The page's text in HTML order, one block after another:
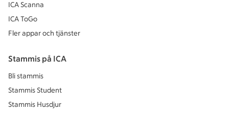
ICA Scanna
ICA ToGo
Fler appar och tjänster
Stammis på ICA
Bli stammis
Stammis Student
Stammis Husdjur